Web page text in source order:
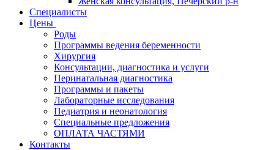
Специалисты
Цены
Роды
Программы ведения беременности
Хирургия
Консультации, диагностика и услуги
Перинатальная диагностика
Программы и пакеты
Лабораторные исследования
Педиатрия и неонатология
Специальные предложения
ОПЛАТА ЧАСТЯМИ
Контакты